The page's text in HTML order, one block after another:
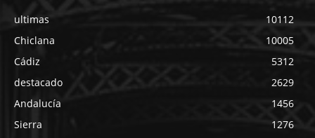
ultimas
10112
Chiclana
10005
Cádiz
5312
destacado
2629
Andalucía
1456
Sierra
1276